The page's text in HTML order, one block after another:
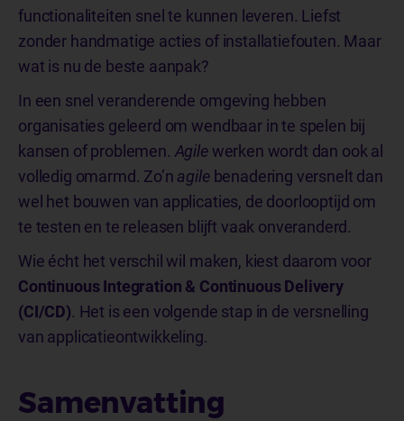
functionaliteiten snel te kunnen leveren. Liefst
zonder handmatige acties of installatiefouten. Maar
wat is nu de beste aanpak?
In een snel veranderende omgeving hebben
organisaties geleerd om wendbaar in te spelen bij
kansen of problemen. Agilewerken wordt dan ook al
volledig omarmd. Zo’n agilebenadering versnelt dan
wel het bouwen van applicaties, de doorlooptijd om
te testen en te releasen blijft vaak onveranderd.
Wie écht het verschil wil maken, kiest daarom voor
Continuous Integration & Continuous Delivery
(CI/CD). Het is een volgende stap in de versnelling
van applicatieontwikkeling.
Samenvatting